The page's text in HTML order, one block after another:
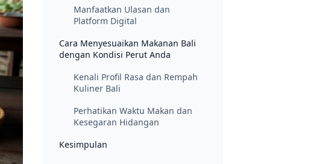
Manfaatkan Ulasan dan
Platform Digital
Cara Menyesuaikan Makanan Bali
dengan Kondisi Perut Anda
Kenali Profil Rasa dan Rempah
Kuliner Bali
Perhatikan Waktu Makan dan
Kesegaran Hidangan
Kesimpulan